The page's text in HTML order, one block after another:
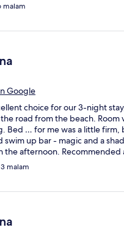
malam
Google
choice for our 3-night
road from the beach. Room
Bed … for me was a little firm,
swim up bar - magic and a
the afternoon. Recommended
malam